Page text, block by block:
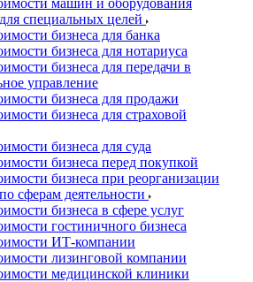
машин и оборудования
специальных целей
бизнеса для банка
бизнеса для нотариуса
бизнеса для передачи в
управление
бизнеса для продажи
бизнеса для страховой
бизнеса для суда
бизнеса перед покупкой
бизнеса при реорганизации
сферам деятельности
бизнеса в сфере услуг
гостиничного бизнеса
ИТ-компании
лизинговой компании
медицинской клиники